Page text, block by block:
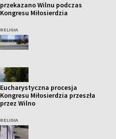
przekazano Wilnu podczas
Kongresu Miłosierdzia
RELIGIA
Eucharystyczna procesja
Kongresu Miłosierdzia przeszła
przez Wilno
RELIGIA